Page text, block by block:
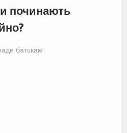
починають
батькам